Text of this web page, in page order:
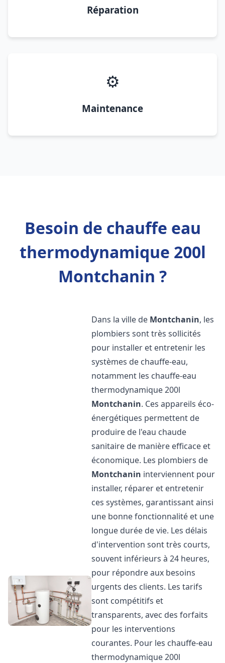
Réparation
⚙️
Maintenance
Besoin de chauffe eau
thermodynamique 200l
Montchanin ?
Dans la ville de Montchanin, les
plombiers sont très sollicités
pour installer et entretenir les
systèmes de chauffe-eau,
notamment les chauffe-eau
thermodynamique 200l
Montchanin. Ces appareils éco-
énergétiques permettent de
produire de l'eau chaude
sanitaire de manière efficace et
économique. Les plombiers de
Montchanin interviennent pour
installer, réparer et entretenir
ces systèmes, garantissant ainsi
une bonne fonctionnalité et une
longue durée de vie. Les délais
d'intervention sont très courts,
souvent inférieurs à 24 heures,
pour répondre aux besoins
urgents des clients. Les tarifs
sont compétitifs et
transparents, avec des forfaits
pour les interventions
courantes. Pour les chauffe-eau
thermodynamique 200l